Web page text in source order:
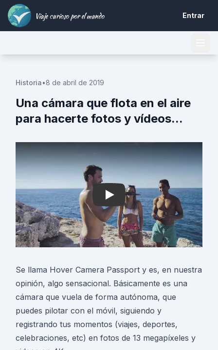
Viaje curioso por el mundo Entrar
Historia•8 de abril de 2019
Una cámara que flota en el aire
para hacerte fotos y vídeos...
Play
Se llama Hover Camera Passport y es, en nuestra
opinión, algo sensacional. Básicamente es una
cámara que vuela de forma autónoma, que
puedes pilotar con el móvil, siguiendo y
registrando tus momentos (viajes, deportes,
celebraciones, etc) en fotos de 13 megapíxeles y